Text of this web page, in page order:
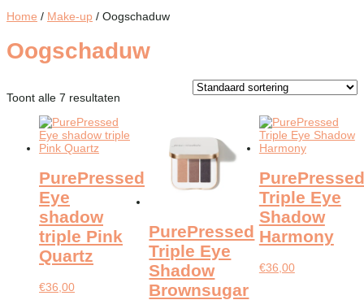
Home / Make-up / Oogschaduw
Oogschaduw
Toont alle 7 resultaten
PurePressed
Eye
shadow
triple Pink
Quartz
€36,00
PurePressed
Triple Eye
Shadow
Brownsugar
PurePressed
Triple Eye
Shadow
Harmony
€36,00